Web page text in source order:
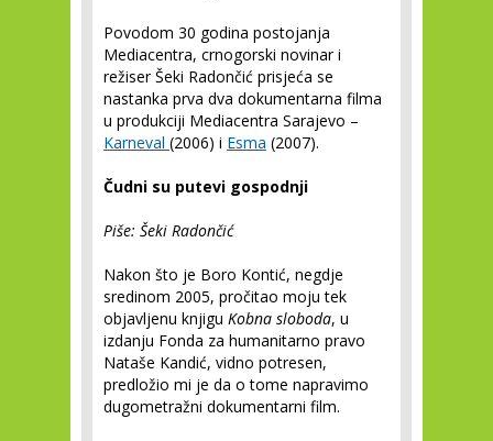
Povodom 30 godina postojanja
Mediacentra, crnogorski novinar i
režiser Šeki Radončić prisjeća se
nastanka prva dva dokumentarna filma
u produkciji Mediacentra Sarajevo –
Karneval (2006) i Esma (2007).
Čudni su putevi gospodnji
Piše: Šeki Radončić
Nakon što je Boro Kontić, negdje
sredinom 2005, pročitao moju tek
objavljenu knjigu Kobna sloboda, u
izdanju Fonda za humanitarno pravo
Nataše Kandić, vidno potresen,
predložio mi je da o tome napravimo
dugometražni dokumentarni film.